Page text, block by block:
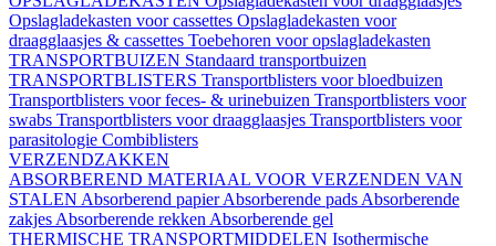
Opslagladekasten voor cassettes Opslagladekasten voor
draagglaasjes & cassettes Toebehoren voor opslagladekasten
TRANSPORTBUIZEN Standaard transportbuizen
TRANSPORTBLISTERS Transportblisters voor bloedbuizen
Transportblisters voor feces- & urinebuizen Transportblisters voor
swabs Transportblisters voor draagglaasjes Transportblisters voor
parasitologie Combiblisters
VERZENDZAKKEN
ABSORBEREND MATERIAAL VOOR VERZENDEN VAN
STALEN Absorberend papierAbsorberende pads Absorberende
zakjes Absorberende rekken Absorberende gel
THERMISCHE TRANSPORTMIDDELEN Isothermische